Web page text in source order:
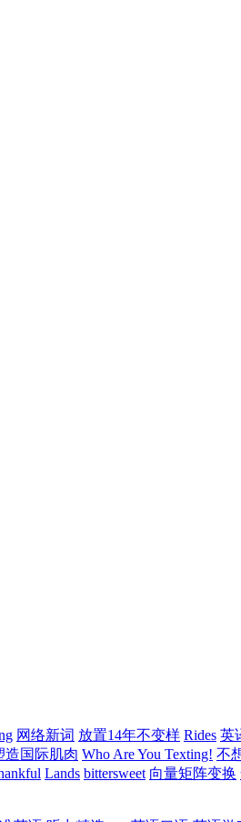
网络新词 放置14年不变样 Rides 英
造国际肌肉 Who Are You Texting! 不
Lands bittersweet 向量矩阵变换